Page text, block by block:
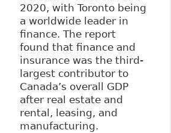
2020, with Toronto being
a worldwide leader in
finance. The report
found that finance and
insurance was the third-
largest contributor to
Canada’s overall GDP
after real estate and
rental, leasing, and
manufacturing.